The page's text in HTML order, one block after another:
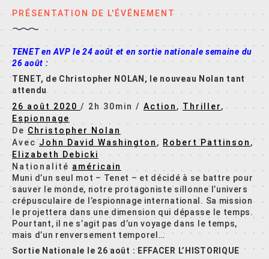
PRÉSENTATION DE L'ÉVÉNEMENT
TENET en AVP le 24 août et en sortie nationale semaine du
26 août :
TENET, de Christopher NOLAN, le nouveau Nolan tant
attendu
26 août 2020 / 2h 30min / Action ,Thriller,
Espionnage
De Christopher Nolan
Avec John David Washington, Robert Pattinson ,
Elizabeth Debicki
Nationalité américain
Muni d’un seul mot – Tenet – et décidé à se battre pour
sauver le monde, notre protagoniste sillonne l’univers
crépusculaire de l’espionnage international. Sa mission
le projettera dans une dimension qui dépasse le temps.
Pourtant, il ne s’agit pas d’un voyage dans le temps,
mais d’un renversement temporel…
Sortie Nationale le 26 août : EFFACER L’HISTORIQUE